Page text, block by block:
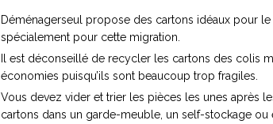
Déménagerseul propose des cartons idéaux pour
spécialement pour cette migration.
Il est déconseillé de recycler les cartons des colis
économies puisqu’ils sont beaucoup trop fragiles.
Vous devez vider et trier les pièces les unes après
cartons dans un garde-meuble, un self-stockage ou